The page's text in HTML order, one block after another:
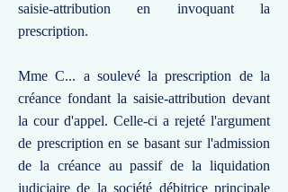
saisie-attribution en invoquant la
prescription.
Mme C... a soulevé la prescription de la
créance fondant la saisie-attribution devant
la cour d'appel. Celle-ci a rejeté l'argument
de prescription en se basant sur l'admission
de la créance au passif de la liquidation
judiciaire de la société débitrice principale